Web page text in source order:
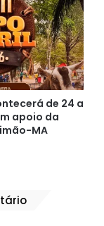
de 24 a
apoio da
MA